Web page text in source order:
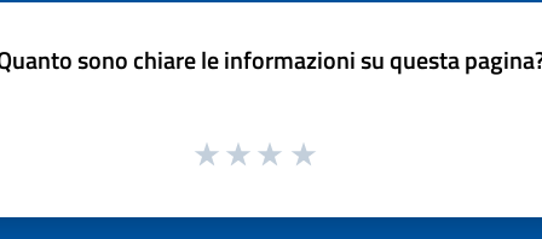
sono chiare le informazioni su questa